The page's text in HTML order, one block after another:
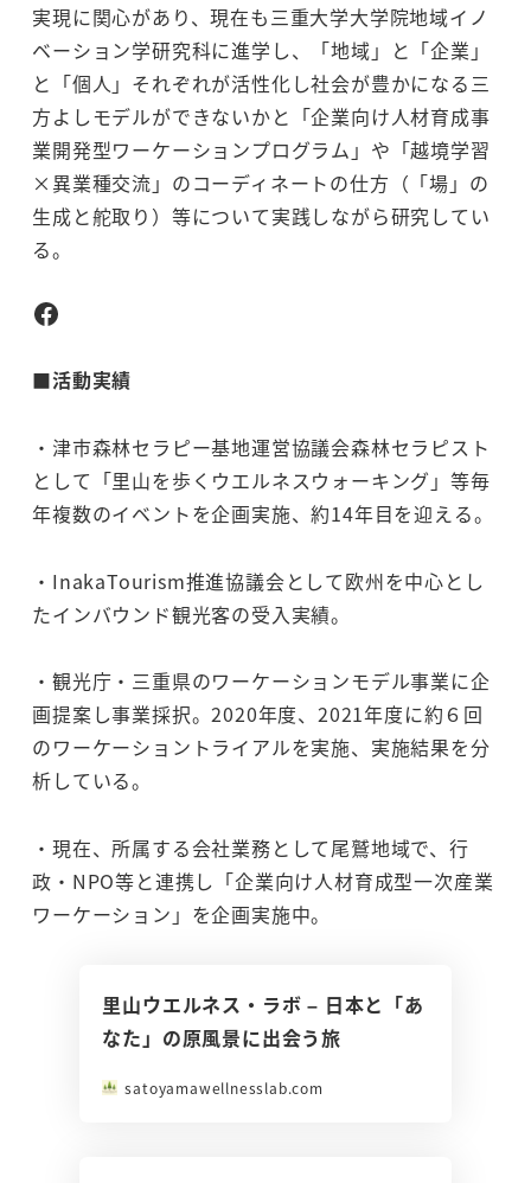
実現に関心があり、現在も三重大学大学院地域イノ
ベーション学研究科に進学し、「地域」と「企業」
と「個人」それぞれが活性化し社会が豊かになる三
方よしモデルができないかと「企業向け人材育成事
業開発型ワーケーションプログラム」や「越境学習
×異業種交流」のコーディネートの仕方（「場」の
生成と舵取り）等について実践しながら研究してい
る。
Facebook
■活動実績
・津市森林セラピー基地運営協議会森林セラピスト
として「里山を歩くウエルネスウォーキング」等毎
年複数のイベントを企画実施、約14年目を迎える。
・InakaTourism推進協議会として欧州を中心とし
たインバウンド観光客の受入実績。
・観光庁・三重県のワーケーションモデル事業に企
画提案し事業採択。2020年度、2021年度に約６回
のワーケーショントライアルを実施、実施結果を分
析している。
・現在、所属する会社業務として尾鷲地域で、行
政・NPO等と連携し「企業向け人材育成型一次産業
ワーケーション」を企画実施中。
里山ウエルネス・ラボ – 日本と「あ
なた」の原風景に出会う旅
satoyamawellnesslab.com